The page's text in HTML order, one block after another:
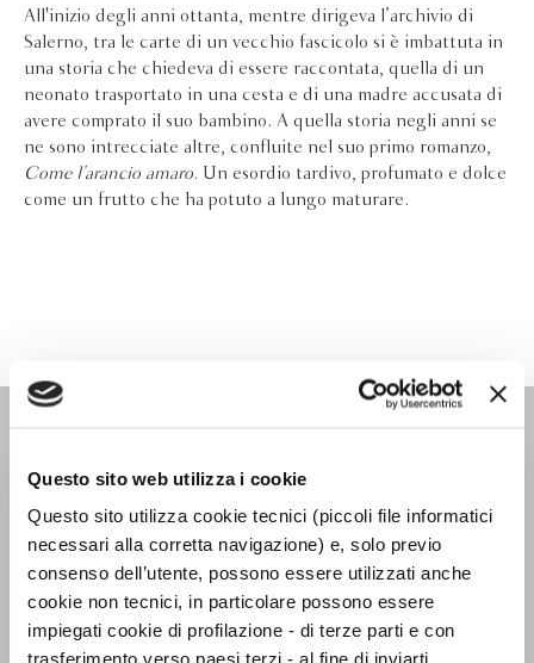
Questo sito web utilizza i cookie
Questo sito utilizza cookie tecnici (piccoli file informatici
necessari alla corretta navigazione) e, solo previo
consenso dell’utente, possono essere utilizzati anche
cookie non tecnici, in particolare possono essere
impiegati cookie di profilazione - di terze parti e con
trasferimento verso paesi terzi - al fine di inviarti
All'inizio degli anni ottanta, mentre dirigeva l’archivio di
Salerno, tra le carte di un vecchio fascicolo si è imbattuta in
una storia che chiedeva di essere raccontata, quella di un
neonato trasportato in una cesta e di una madre accusata di
avere comprato il suo bambino. A quella storia negli anni se
ne sono intrecciate altre, confluite nel suo primo romanzo,
Come l’arancio amaro. Un esordio tardivo, profumato e dolce
come un frutto che ha potuto a lungo maturare.